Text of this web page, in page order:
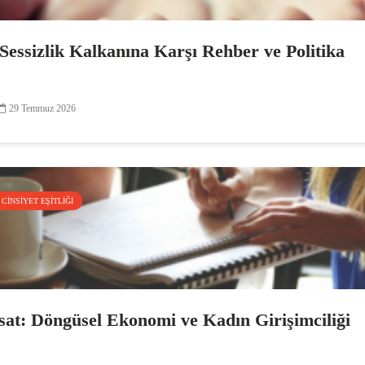
Kalkanına Karşı Rehber ve Politika
29 Temmuz 2026
EŞITLIĞI
Döngüsel Ekonomi ve Kadın Girişimciliği